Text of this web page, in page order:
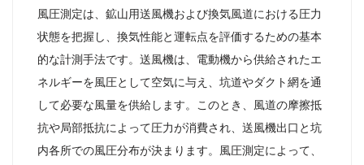
風圧測定は、鉱山用送風機および換気風道における圧力
状態を把握し、換気性能と運転点を評価するための基本
的な計測手法です。送風機は、電動機から供給されたエ
ネルギーを風圧として空気に与え、坑道やダクト網を通
して必要な風量を供給します。このとき、風道の摩擦抵
抗や局部抵抗によって圧力が消費され、送風機出口と坑
内各所での風圧分布が決まります。風圧測定によって、